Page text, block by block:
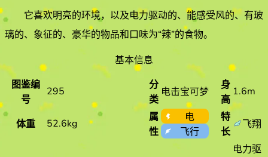
它喜欢明亮的环境，以及电力驱动的、能感受风的、有玻
璃的、象征的、豪华的物品和口味为“辣”的食物。
基本信息
图鉴编
号
295
分
类
电击宝可梦
身
高
1.6m
体重 52.6kg
属
性
电
飞行
特
长
飞翔
电力驱